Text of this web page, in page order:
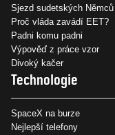
Sjezd sudetských Němců
Proč vláda zavádí EET?
Padni komu padni
Výpověď z práce vzor
Divoký kačer
Technologie
SpaceX na burze
Nejlepší telefony